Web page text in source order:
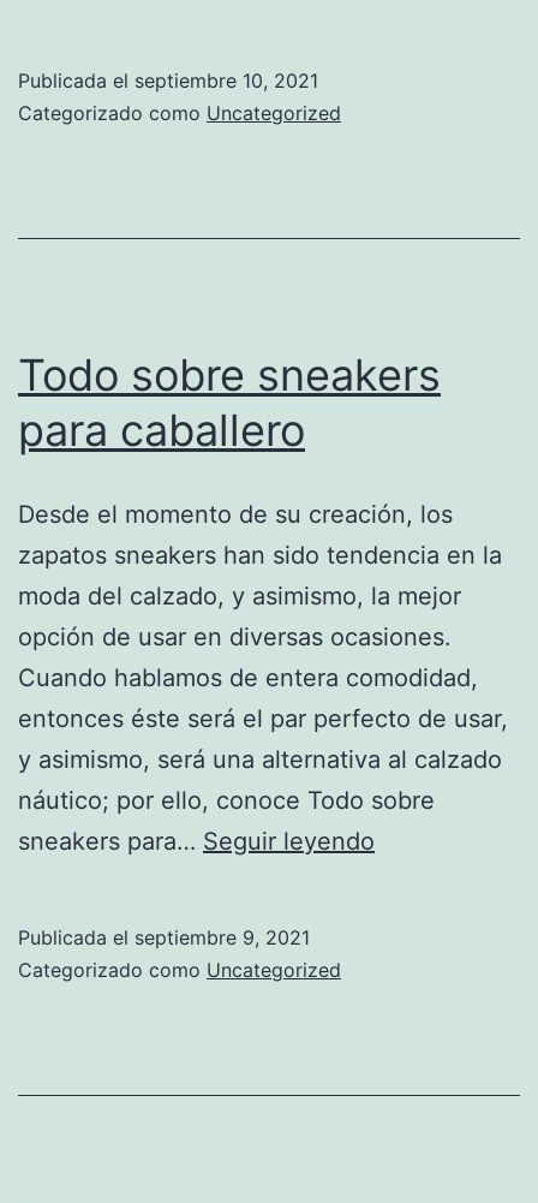
para
Publicada el septiembre 10, 2021
Categorizado como Uncategorized
Todo sobre sneakers
para caballero
Desde el momento de su creación, los
zapatos sneakers han sido tendencia en la
moda del calzado, y asimismo, la mejor
opción de usar en diversas ocasiones.
Cuando hablamos de entera comodidad,
entonces éste será el par perfecto de usar,
y asimismo, será una alternativa al calzado
náutico; por ello, conoce Todo sobre
sneakers para… Seguir leyendo
Publicada el septiembre 9, 2021
Categorizado como Uncategorized